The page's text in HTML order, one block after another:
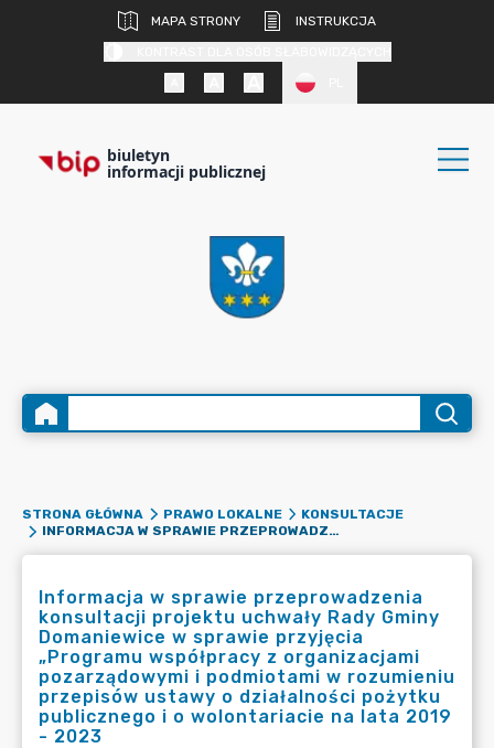
MAPA STRONY
INSTRUKCJA
biuletyn
informacji publicznej
STRONA GŁÓWNA PRAWO LOKALNE
KONSULTACJE
INFORMACJA W SPRAWIE PRZEPROWADZENIA KONSULTACJI PROJEKTU UCHWAŁY RADY GMINY DOMANIEWICE W SPRAWIE PRZYJĘCIA „PROGRAMU WSPÓŁPRACY Z ORGANIZACJAMI POZARZĄDOWYMI I PODMIOTAMI W ROZUMIENIU PRZEPISÓW USTAWY O DZIAŁALNOŚCI POŻYTKU PUBLICZNEGO I O WOLONTARIACIE NA LATA 2019 - 2023
Informacja w sprawie przeprowadzenia
konsultacji projektu uchwały Rady Gminy
Domaniewice w sprawie przyjęcia
„Programu współpracy z organizacjami
pozarządowymi i podmiotami w rozumieniu
przepisów ustawy o działalności pożytku
publicznego i o wolontariacie na lata 2019
- 2023